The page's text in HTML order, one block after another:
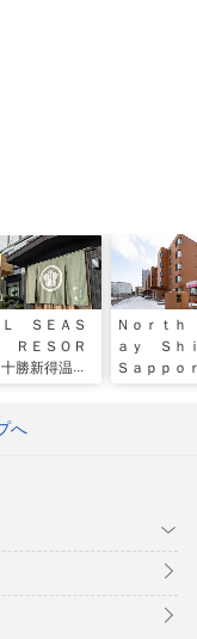
Ｌ ＳＥＡＳ
ＲＥＳＯＲ
勝新得温
Ｎｏｒｔ
ａｙ Ｓ
Ｓａｐｐｏ
へ